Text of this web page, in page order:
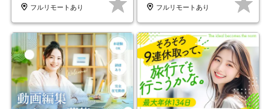
フルリモートあり
フルリモートあり